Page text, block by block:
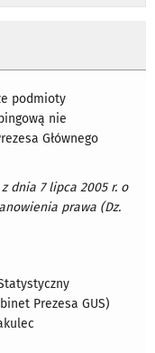
podmioty
nie
Głównego
dnia 7 lipca 2005 r. o
prawa (Dz.
Prezesa GUS)